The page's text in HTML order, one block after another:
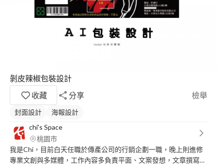
剝皮辣椒包裝設計
收藏
分享 檢舉
封面設計
海報設計
chi's Space
桃園市
我是Chi，目前白天任職於傳產公司的行銷企劃一職，晚上則進修
專業文創與多媒體，工作內容多負責平面、文案發想，文章撰寫。